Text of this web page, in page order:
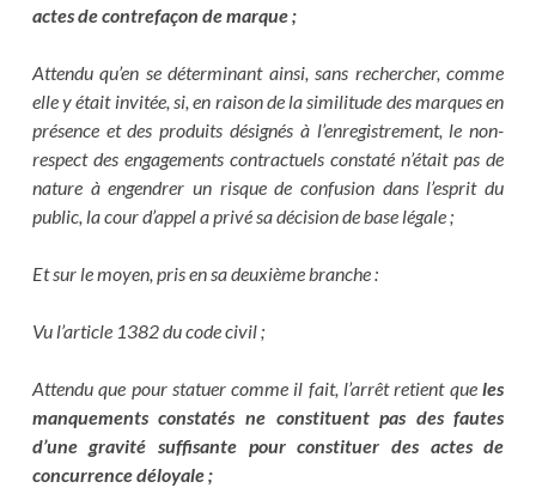
actes de contrefaçon de marque ;
Attendu qu’en se déterminant ainsi, sans rechercher, comme
elle y était invitée, si, en raison de la similitude des marques en
présence et des produits désignés à l’enregistrement, le non-
respect des engagements contractuels constaté n’était pas de
nature à engendrer un risque de confusion dans l’esprit du
public, la cour d’appel a privé sa décision de base légale ;
Et sur le moyen, pris en sa deuxième branche :
Vu l’article 1382 du code civil ;
Attendu que pour statuer comme il fait, l’arrêt retient queles
manquements constatés ne constituent pas des fautes
d’une gravité suffisante pour constituer des actes de
concurrence déloyale ;